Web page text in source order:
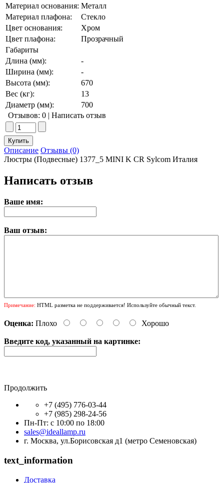
Материал основания: Металл
Материал плафона:
Стекло
Цвет основания:
Хром
Цвет плафона:
Прозрачный
Габариты
Длина (мм):
-
Ширина (мм):
-
Высота (мм):
670
Вес (кг):
13
Диаметр (мм):
700
Отзывов: 0 | Написать отзыв
Описание Отзывы (0)
Люстры (Подвесные) 1377_5 MINI K CR Sylcom Италия
Написать отзыв
Ваше имя:
Ваш отзыв:
Примечание: HTML разметка не поддерживается! Используйте обычный текст.
Оценка: Плохо Хорошо
Введите код, указанный на картинке:
Продолжить
+7 (495) 776-03-44
+7 (985) 298-24-56
Пн-Пт: с 10:00 по 18:00
sales@ideallamp.ru
г. Москва, ул.Борисовская д1 (метро Семеновская)
text_information
Доставка